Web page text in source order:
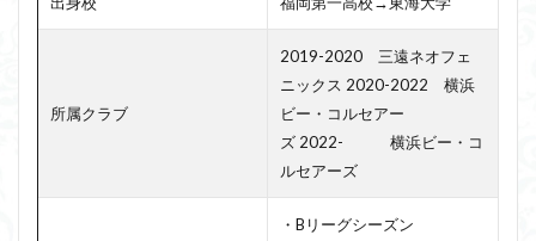
所属クラブ
2019-2020 三遠ネオフェ
ニックス 2020-2022 横浜
ビー・コルセアー
ズ 2022- 横浜ビー・コ
ルセアーズ
・Bリーグシーズン